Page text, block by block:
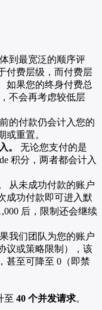
到最宽泛的顺序评
付费层级，而付费层
如果您的终身付费总
不会再考虑较低层
的付款仍会计入您的
或重置。
。
无论您支付的是
积分，两者都会计入
从未成功付款的账户
成功付款即可进入默
后，限制还会继续
我们团队为您的账户
议或策略限制），该
甚至可降至 0（即禁
至 40 个并发请求。